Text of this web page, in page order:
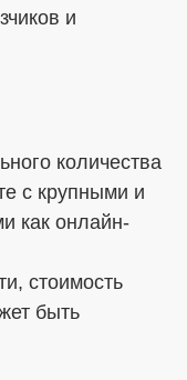
и
количества
с крупными и
как онлайн-
стоимость
быть